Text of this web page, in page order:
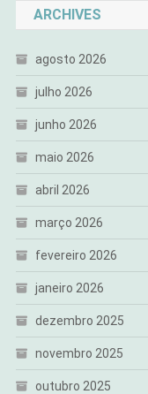
ARCHIVES
agosto 2026
julho 2026
junho 2026
maio 2026
abril 2026
março 2026
fevereiro 2026
janeiro 2026
dezembro 2025
novembro 2025
outubro 2025